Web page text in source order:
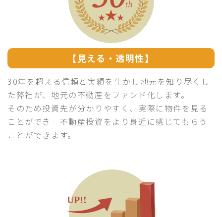
【見える・透明性】
30年を超える信頼と実績を生かし地元を知り尽くし
た弊社が、地元の不動産をファンド化します。
そのため投資先が分かりやすく、実際に物件を見る
ことができ 不動産投資をより身近に感じてもらう
ことができます。